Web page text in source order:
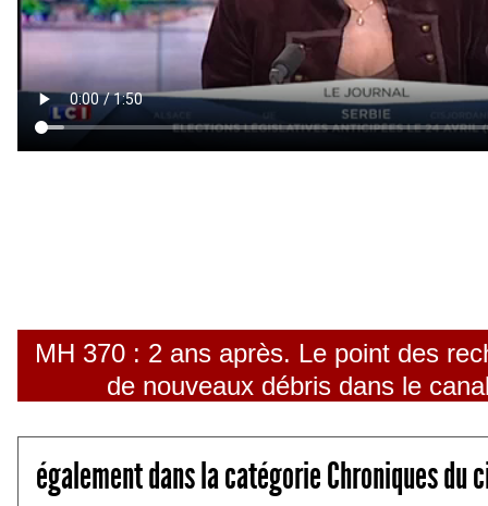
MH 370 : 2 ans après. Le point des
de nouveaux débris dans le
également dans la catégorie Chroniques du